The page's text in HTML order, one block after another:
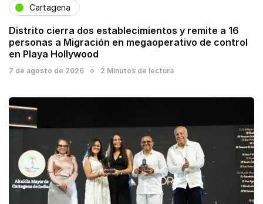
Cartagena
Distrito cierra dos establecimientos y remite a 16
personas a Migración en megaoperativo de control
en Playa Hollywood
7 de agosto de 2026 2 Minutos de lectura